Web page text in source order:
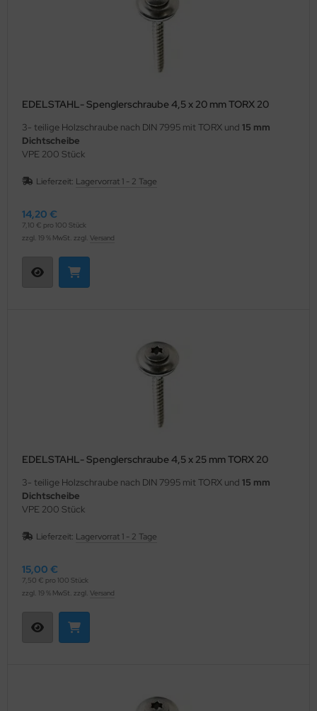
EDELSTAHL- Spenglerschraube 4,5 x 20 mm TORX 20
3- teilige Holzschraube nach DIN 7995 mit TORX und 15 mm
Dichtscheibe
VPE 200 Stück
Lieferzeit: Lagervorrat 1 - 2 Tage
14,20 €
7,10 € pro 100 Stück
zzgl. 19 % MwSt. zzgl. Versand
EDELSTAHL- Spenglerschraube 4,5 x 25 mm TORX 20
3- teilige Holzschraube nach DIN 7995 mit TORX und 15 mm
Dichtscheibe
VPE 200 Stück
Lieferzeit: Lagervorrat 1 - 2 Tage
15,00 €
7,50 € pro 100 Stück
zzgl. 19 % MwSt. zzgl. Versand